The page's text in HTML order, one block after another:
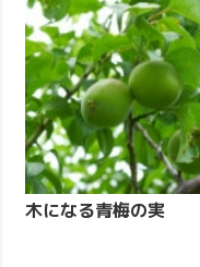
木になる青梅の実